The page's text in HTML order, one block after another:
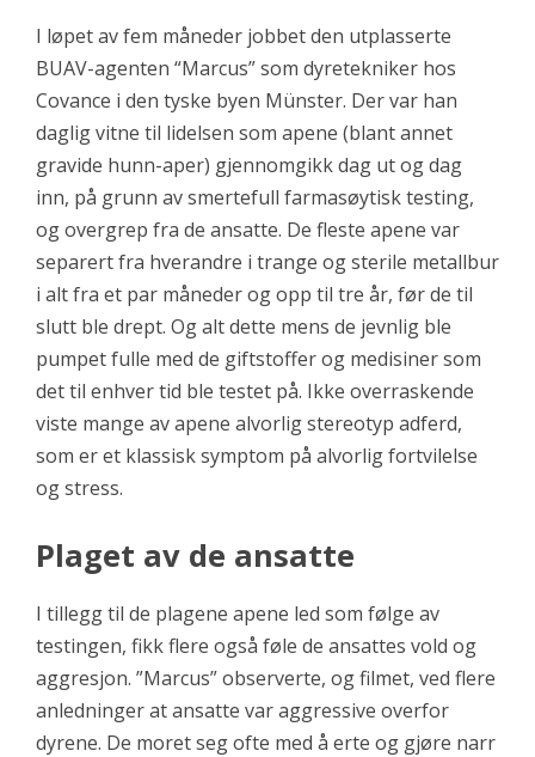
I løpet av fem måneder jobbet den utplasserte
BUAV-agenten “Marcus” som dyretekniker hos
Covance i den tyske byen Münster. Der var han
daglig vitne til lidelsen som apene (blant annet
gravide hunn-aper) gjennomgikk dag ut og dag
inn, på grunn av smertefull farmasøytisk testing,
og overgrep fra de ansatte. De fleste apene var
separert fra hverandre i trange og sterile metallbur
i alt fra et par måneder og opp til tre år, før de til
slutt ble drept. Og alt dette mens de jevnlig ble
pumpet fulle med de giftstoffer og medisiner som
det til enhver tid ble testet på. Ikke overraskende
viste mange av apene alvorlig stereotyp adferd,
som er et klassisk symptom på alvorlig fortvilelse
og stress.
Plaget av de ansatte
I tillegg til de plagene apene led som følge av
testingen, fikk flere også føle de ansattes vold og
aggresjon. ”Marcus” observerte, og filmet, ved flere
anledninger at ansatte var aggressive overfor
dyrene. De moret seg ofte med å erte og gjøre narr